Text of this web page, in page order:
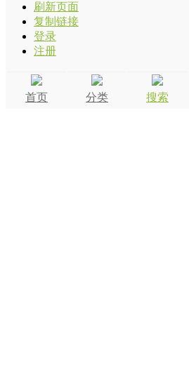
刷新页面
复制链接
登录
注册
首页 分类 搜索